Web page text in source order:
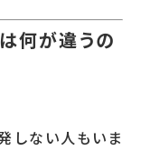
何が違うの
しない人もいま